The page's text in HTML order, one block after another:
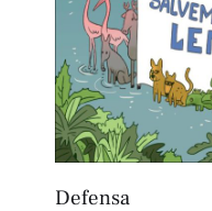
Defensa